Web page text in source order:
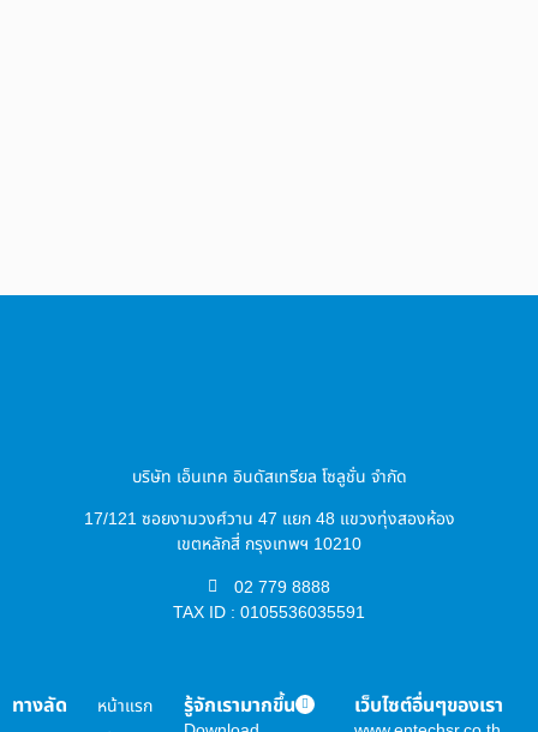
บริษัท เอ็นเทค อินดัสเทรียล โซลูชั่น จำกัด
17/121 ซอยงามวงศ์วาน 47 แยก 48 แขวงทุ่งสองห้อง
เขตหลักสี่ กรุงเทพฯ 10210
02 779 8888
TAX ID : 0105536035591
ทางลัด หน้าแรก รู้จักเรามากขึ้น เว็บไซต์อื่นๆของเรา